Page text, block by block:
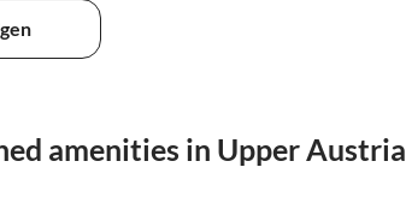
amenities in Upper Austria